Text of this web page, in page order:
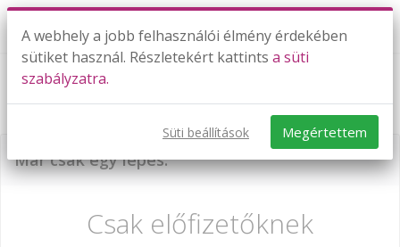
Testek térfogata - folytatás + gyakorlás
Már csak egy lépés:
Csak előfizetőknek
A webhely a jobb felhasználói élmény érdekében
sütiket használ. Részletekért kattints a süti
szabályzatra.
Süti beállítások Megértettem